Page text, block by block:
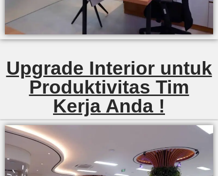
Upgrade Interior untuk
Produktivitas Tim
Kerja Anda !